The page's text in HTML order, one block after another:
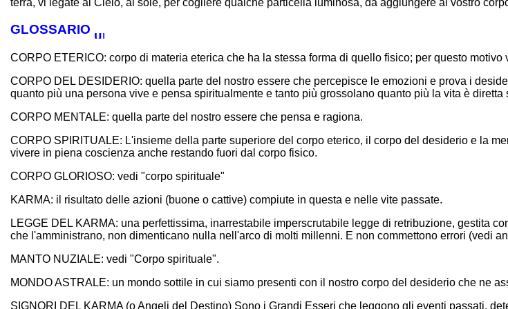
terra, vi legate al Cielo, al sole, per cogliere qualche particella luminosa, da aggiungere al vostro
GLOSSARIO
CORPO ETERICO: corpo di materia eterica che ha la stessa forma di quello fisico; per questo
CORPO DEL DESIDERIO: quella parte del nostro essere che percepisce le emozioni e prova i
quanto più una persona vive e pensa spiritualmente e tanto più grossolano quanto più la vita è diretta
CORPO MENTALE: quella parte del nostro essere che pensa e ragiona.
CORPO SPIRITUALE: L'insieme della parte superiore del corpo eterico, il corpo del desiderio e la
vivere in piena coscienza anche restando fuori dal corpo fisico.
CORPO GLORIOSO: vedi "corpo spirituale"
KARMA: il risultato delle azioni (buone o cattive) compiute in questa e nelle vite passate.
LEGGE DEL KARMA: una perfettissima, inarrestabile imperscrutabile legge di retribuzione, gestita
che l'amministrano, non dimenticano nulla nell'arco di molti millenni. E non commettono errori (vedi
MANTO NUZIALE: vedi "Corpo spirituale".
MONDO ASTRALE: un mondo sottile in cui siamo presenti con il nostro corpo del desiderio che ne
SIGNORI DEL KARMA (o Angeli del Destino) Sono i Grandi Esseri che leggono gli eventi passati,